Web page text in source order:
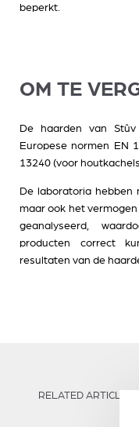
beperkt.
OM TE
De haarden van
Europese normen EN
13240 (voor
De laboratoria hebben
maar ook het
geanalyseerd,
producten correct
resultaten van de
RELATED ARTICLES